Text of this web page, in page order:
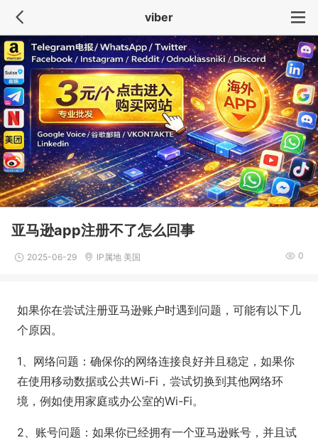
viber
亚马逊app注册不了怎么回事
2025-06-29 IP属地 美国 0
如果你在尝试注册亚马逊账户时遇到问题，可能有以下几
个原因。
1、网络问题：确保你的网络连接良好并且稳定，如果你
在使用移动数据或公共Wi-Fi，尝试切换到其他网络环
境，例如使用家庭或办公室的Wi-Fi。
2、账号问题：如果你已经拥有一个亚马逊账号，并且试